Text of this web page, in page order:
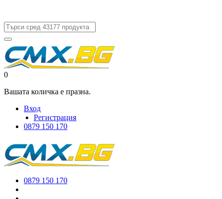
0
Вашата количка е празна.
Вход
Регистрация
0879 150 170
0879 150 170